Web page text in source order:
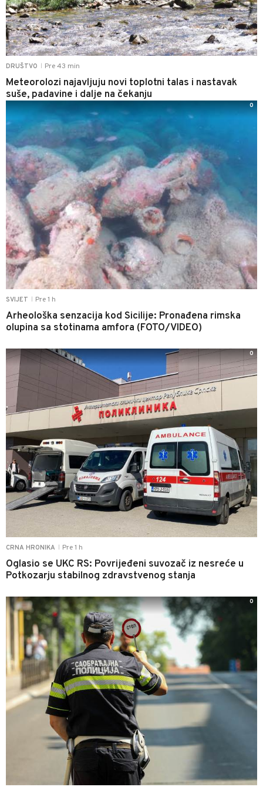
DRUŠTVO Pre 43 min
Meteorolozi najavljuju novi toplotni talas i nastavak
suše, padavine i dalje na čekanju
SVIJET Pre 1 h
Arheološka senzacija kod Sicilije: Pronađena rimska
olupina sa stotinama amfora (FOTO/VIDEO)
0
CRNA HRONIKA Pre 1 h
Oglasio se UKC RS: Povrijeđeni suvozač iz nesreće u
Potkozarju stabilnog zdravstvenog stanja
0
0